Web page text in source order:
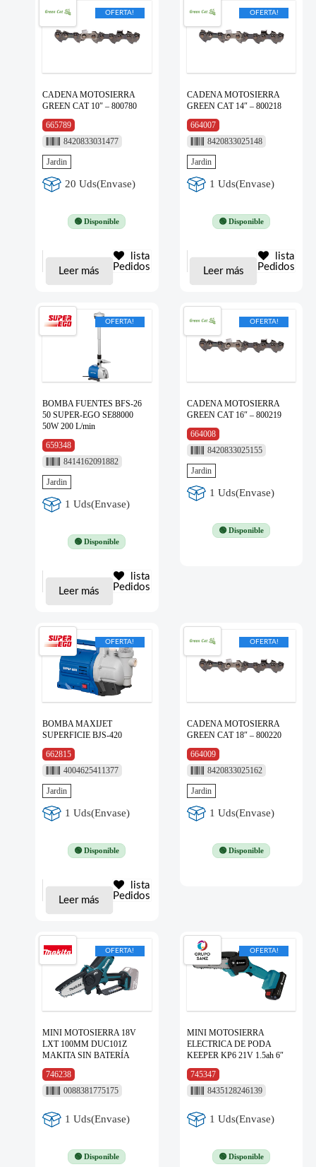
OFERTA!
CADENA MOTOSIERRA
GREEN CAT 10″ – 800780
665789
8420833031477
Jardin
20 Uds(Envase)
🟢 Disponible
Leer más
lista
Pedidos
OFERTA!
CADENA MOTOSIERRA
GREEN CAT 14″ – 800218
664007
8420833025148
Jardin
1 Uds(Envase)
🟢 Disponible
Leer más
lista
Pedidos
OFERTA!
BOMBA FUENTES BFS-26
50 SUPER-EGO SE88000
50W 200 L/min
659348
8414162091882
Jardin
1 Uds(Envase)
🟢 Disponible
Leer más
lista
Pedidos
OFERTA!
CADENA MOTOSIERRA
GREEN CAT 16″ – 800219
664008
8420833025155
Jardin
1 Uds(Envase)
🟢 Disponible
OFERTA!
BOMBA MAXIJET
SUPERFICIE BJS-420
662815
4004625411377
Jardin
1 Uds(Envase)
🟢 Disponible
Leer más
lista
Pedidos
OFERTA!
CADENA MOTOSIERRA
GREEN CAT 18″ – 800220
664009
8420833025162
Jardin
1 Uds(Envase)
🟢 Disponible
OFERTA!
MINI MOTOSIERRA 18V
LXT 100MM DUC101Z
MAKITA SIN BATERÍA
746238
0088381775175
1 Uds(Envase)
🟢 Disponible
OFERTA!
MINI MOTOSIERRA
ELECTRICA DE PODA
KEEPER KP6 21V 1.5ah 6″
745347
8435128246139
1 Uds(Envase)
🟢 Disponible